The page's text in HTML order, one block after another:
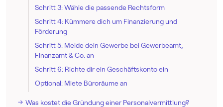
Schritt 3: Wähle die passende Rechtsform
Schritt 4: Kümmere dich um Finanzierung und
Förderung
Schritt 5: Melde dein Gewerbe bei Gewerbeamt,
Finanzamt & Co. an
Schritt 6: Richte dir ein Geschäftskonto ein
Optional: Miete Büroräume an
Was kostet die Gründung einer Personalvermittlung?